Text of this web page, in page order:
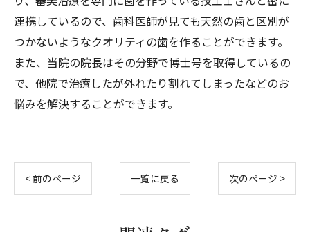
連携しているので、歯科医師が見ても天然の歯と区別が
つかないようなクオリティの歯を作ることができます。
また、当院の院長はその分野で博士号を取得しているの
で、他院で治療したが外れたり割れてしまったなどのお
悩みを解決することができます。
< 前のページ 一覧に戻る 次のページ >